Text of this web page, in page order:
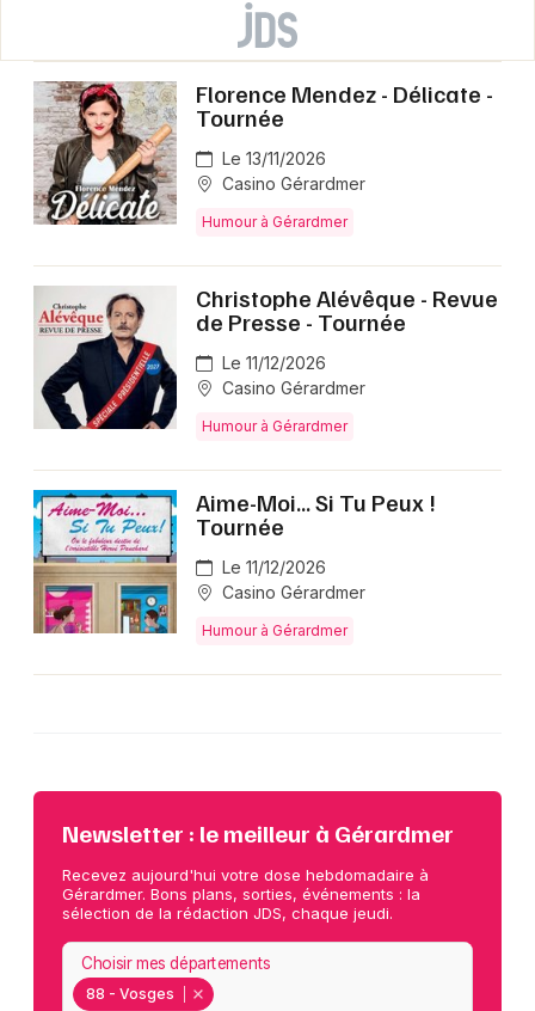
Florence Mendez - Délicate -
Tournée
Le 13/11/2026
Casino Gérardmer
Humour à Gérardmer
Christophe Alévêque - Revue
de Presse - Tournée
Le 11/12/2026
Casino Gérardmer
Humour à Gérardmer
Aime-Moi... Si Tu Peux !
Tournée
Le 11/12/2026
Casino Gérardmer
Humour à Gérardmer
Newsletter : le meilleur à Gérardmer
Recevez aujourd'hui votre dose hebdomadaire à
Gérardmer. Bons plans, sorties, événements : la
sélection de la rédaction JDS, chaque jeudi.
88 - Vosges
Choisir mes départements